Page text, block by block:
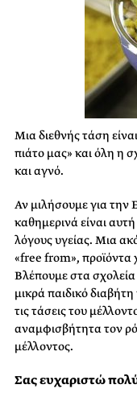
Μια διεθνής τάση
πιάτο μας» και όλη η
και αγνό.
Αν μιλήσουμε για την
καθημερινά είναι
λόγους υγείας. Μια
«free from», προϊόντα
Βλέπουμε στα σχολεία
μικρά παιδικό
τις τάσεις του
αναμφισβήτητα τον
μέλλοντος.
Σας ευχαριστώ